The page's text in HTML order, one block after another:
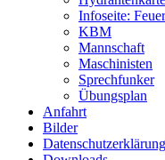
Infoseite:
KBM
Mannschaft
Maschinisten
Sprechfunker
Übungsplan
Anfahrt
Bilder
Datenschutzerklärung